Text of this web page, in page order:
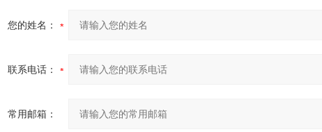
您的姓名：
联系电话：
常用邮箱：